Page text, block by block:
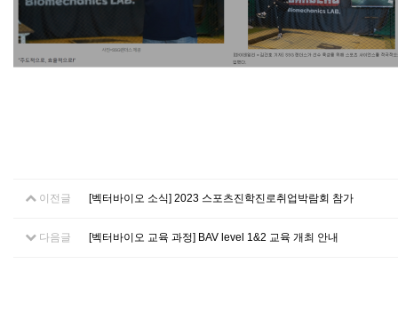
이전글 [벡터바이오 소식] 2023 스포츠진학진로취업박람회 참가
다음글 [벡터바이오 교육 과정] BAV level 1&2 교육 개최 안내